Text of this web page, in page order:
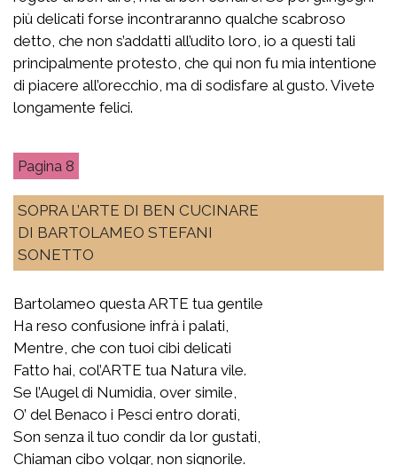
più delicati forse incontraranno qualche scabroso
detto, che non s’addatti all’udito loro, io a questi tali
principalmente protesto, che qui non fu mia intentione
di piacere all’orecchio, ma di sodisfare al gusto. Vivete
longamente felici.
8
SOPRA L’ARTE DI BEN CUCINARE
DI BARTOLAMEO STEFANI
SONETTO
Bartolameo questa ARTE tua gentile
Ha reso confusione infrà i palati,
Mentre, che con tuoi cibi delicati
Fatto hai, col’ARTE tua Natura vile.
Se l’Augel di Numidia, over simile,
O’ del Benaco i Pesci entro dorati,
Son senza il tuo condir da lor gustati,
Chiaman cibo volgar, non signorile.